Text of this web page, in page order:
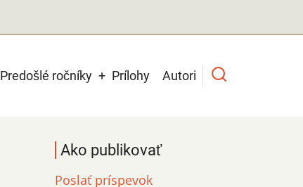
Predošlé ročníky Prílohy Autori
Ako publikovať
Poslať príspevok